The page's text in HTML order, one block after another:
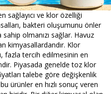
sağlayıcı ve klor özelliği
bakteri oluşumunu önler
olmanızı sağlar. Havuz
kimyasallardandır. Klor
fazla tercih edilmesinin en
Piyasada genelde toz klor
talebe göre değişkenlik
ürünler en hızlı sonuç veren